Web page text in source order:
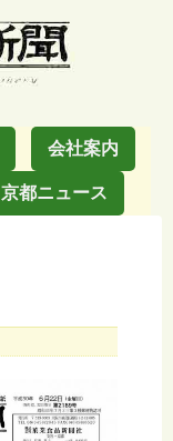
会社案内
京都ニュース